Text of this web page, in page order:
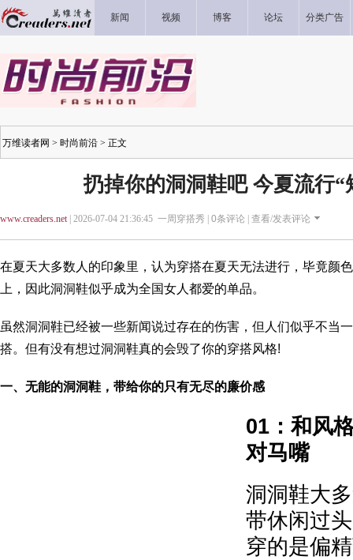
新闻 视频 博客 论坛 分类广告
万维读者网 > 时尚前沿 > 正文
扔掉你的洞洞鞋吧 今夏流行“
www.creaders.net| 2026-07-04 21:36:45 一周穿搭秀 | 0条评论 | 查看/发表评论
在夏天大多数人的印象里，认为穿搭在夏天无法进行，毕竟颜
上，因此洞洞鞋似乎成为全国女人都爱的单品。
虽然洞洞鞋已经被一些新闻说过存在的伤害，但人们似乎不当
搭。但有没有想过洞洞鞋真的会毁了你的穿搭风格!
一、无能的洞洞鞋，带给你的只有无尽的廉价感
01：和风
对马嘴
洞洞鞋大
带休闲过
穿的是偏